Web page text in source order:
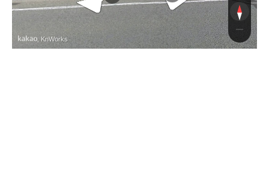
, KnWorks